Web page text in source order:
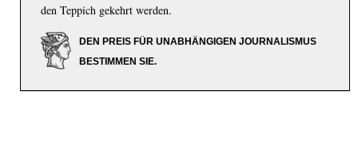
den Teppich gekehrt werden.
DEN PREIS FÜR UNABHÄNGIGEN JOURNALISMUS
BESTIMMEN SIE.